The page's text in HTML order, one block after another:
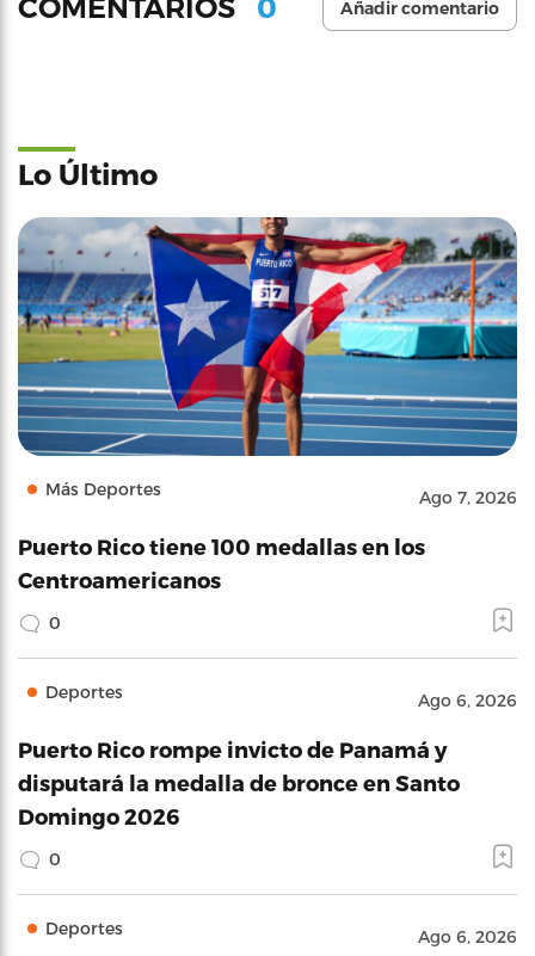
COMENTARIOS Añadir comentario
Lo Último
Más Deportes Ago 7, 2026
Puerto Rico tiene 100 medallas en los
Centroamericanos
0
Deportes Ago 6, 2026
Puerto Rico rompe invicto de Panamá y
disputará la medalla de bronce en Santo
Domingo 2026
0
Deportes Ago 6, 2026